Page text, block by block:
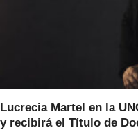
Lucrecia Martel en la
y recibirá el Título de